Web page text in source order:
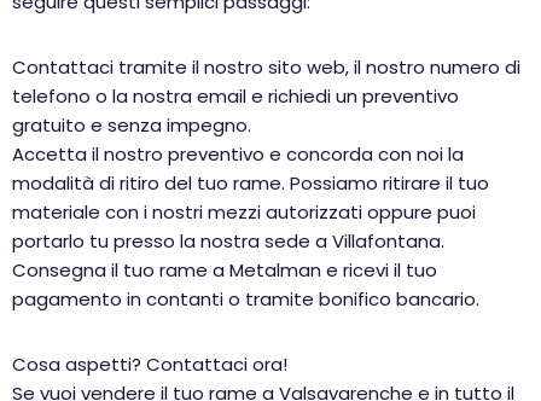
Contattaci tramite il nostro sito web, il nostro numero di
telefono o la nostra email e richiedi un preventivo
gratuito e senza impegno.
Accetta il nostro preventivo e concorda con noi la
modalità di ritiro del tuo rame. Possiamo ritirare il tuo
materiale con i nostri mezzi autorizzati oppure puoi
portarlo tu presso la nostra sede a Villafontana.
Consegna il tuo rame a Metalman e ricevi il tuo
pagamento in contanti o tramite bonifico bancario.
Cosa aspetti? Contattaci ora!
Se vuoi vendere il tuo rame a Valsavarenche e in tutto il